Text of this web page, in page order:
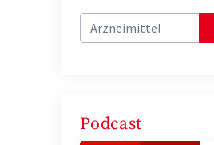
Podcast